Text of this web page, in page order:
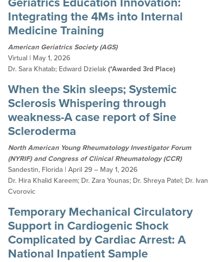
Integrating the 4Ms into Internal
Medicine Training
American Geriatrics Society (AGS)
Virtual | May 1, 2026
Dr. Sara Khatab; Edward Dzielak (*Awarded 3rd Place)
When the Skin sleeps; Systemic
Sclerosis Whispering through
weakness-A case report of Sine
Scleroderma
North American Young Rheumatology Investigator Forum
(NYRIF) and Congress of Clinical Rheumatology (CCR)
Sandestin, Florida | April 29 – May 1, 2026
Dr. Hira Khalid Kareem; Dr. Zara Younas; Dr. Shreya Patel; Dr. Ivan
Cvorovic
Temporary Mechanical Circulatory
Support in Cardiogenic Shock
Complicated by Cardiac Arrest: A
National Inpatient Sample